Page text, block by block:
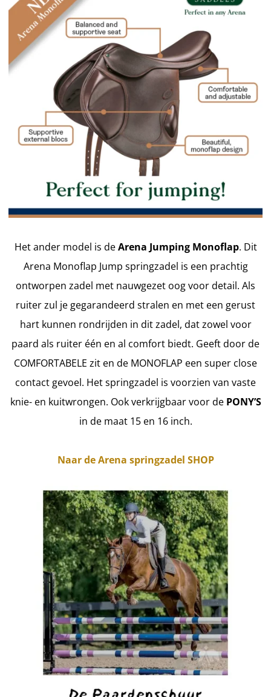
Het ander model is deArena Jumping Monoflap. Dit
Arena Monoflap Jump springzadel is een prachtig
ontworpen zadel met nauwgezet oog voor detail. Als
ruiter zul je gegarandeerd stralen en met een gerust
hart kunnen rondrijden in dit zadel, dat zowel voor
paard als ruiter één en al comfort biedt. Geeft door de
COMFORTABELE zit en de MONOFLAP een super close
contact gevoel. Het springzadel is voorzien van vaste
knie- en kuitwrongen. Ook verkrijgbaar voor de PONY’S
in de maat 15 en 16 inch.
Naar de Arena springzadel SHOP